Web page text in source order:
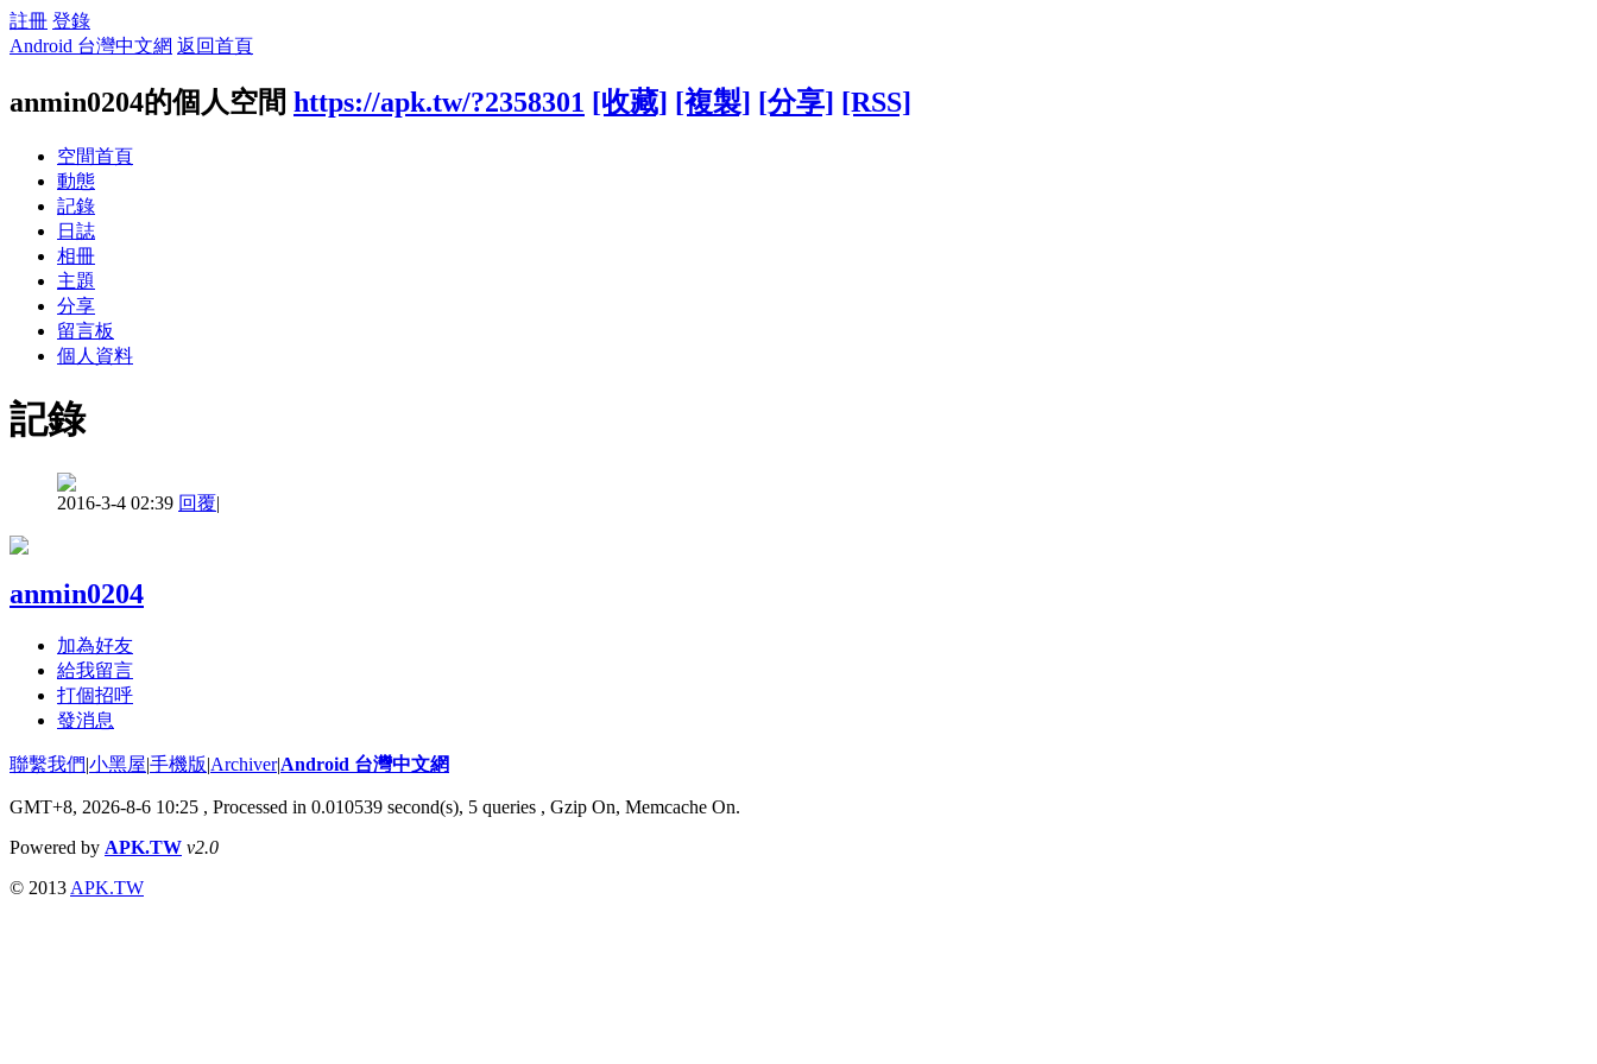
註冊 登錄
Android 台灣中文網 返回首頁
anmin0204的個人空間 https://apk.tw/?2358301 [收藏] [複製] [分享] [RSS]
空間首頁
動態
記錄
日誌
相冊
主題
分享
留言板
個人資料
記錄
2016-3-4 02:39 回覆|
anmin0204
加為好友
給我留言
打個招呼
發消息
聯繫我們|小黑屋|手機版|Archiver|Android 台灣中文網
GMT+8, 2026-8-6 10:25 , Processed in 0.010539 second(s), 5 queries , Gzip On, Memcache On.
Powered by APK.TW v2.0
© 2013 APK.TW